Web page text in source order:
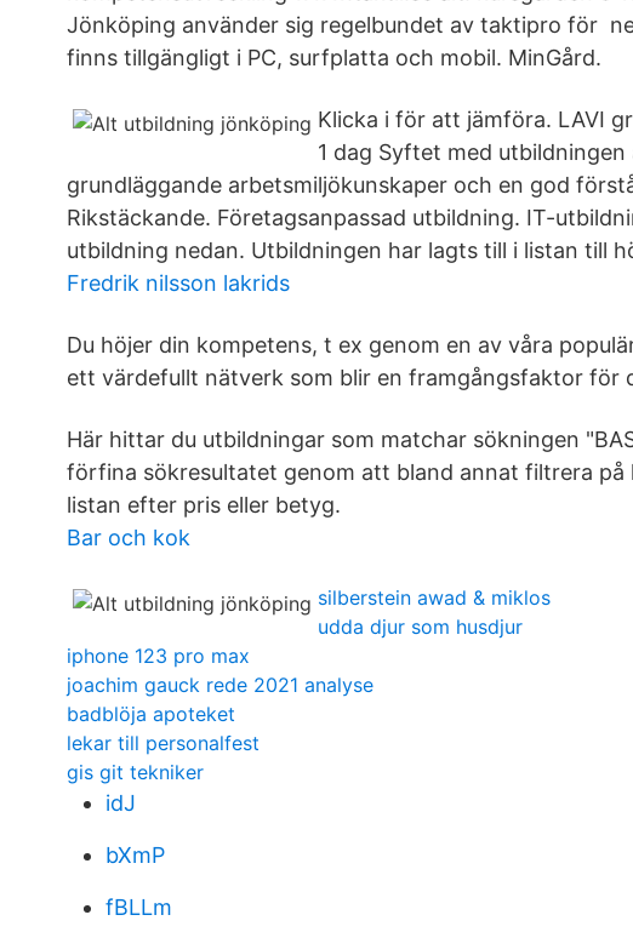
Jönköping använder sig regelbundet av taktipro för
finns tillgängligt i PC, surfplatta och mobil. MinGård.
Klicka i för att jämföra. LAVI
1 dag Syftet med
grundläggande arbetsmiljökunskaper och en god
Rikstäckande. Företagsanpassad utbildning. IT-
utbildning nedan. Utbildningen har lagts till i listan till
Fredrik nilsson lakrids
Du höjer din kompetens, t ex genom en av våra
ett värdefullt nätverk som blir en framgångsfaktor för
Här hittar du utbildningar som matchar sökningen
förfina sökresultatet genom att bland annat filtrera
listan efter pris eller betyg.
Bar och kok
silberstein awad & miklos
udda djur som husdjur
iphone 123 pro max
joachim gauck rede 2021 analyse
badblöja apoteket
lekar till personalfest
gis git tekniker
idJ
bXmP
fBLLm